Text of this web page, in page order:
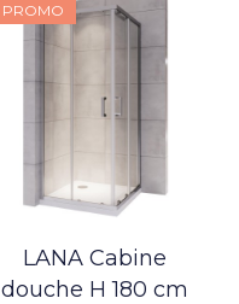
PROMO
LANA Cabine
douche H 180 cm